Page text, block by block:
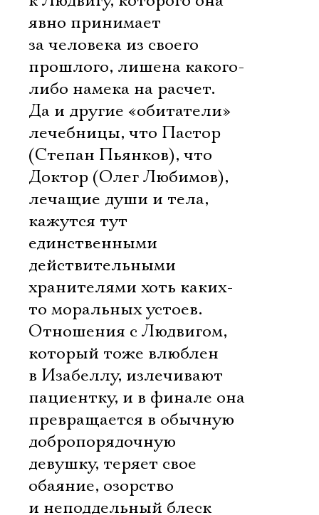
явно принимает
за человека из своего
прошлого, лишена какого-
либо намека на расчет.
Да и другие «обитатели»
лечебницы, что Пастор
(Степан Пьянков), что
Доктор (Олег Любимов),
лечащие души и тела,
кажутся тут
единственными
действительными
хранителями хоть каких-
то моральных устоев.
Отношения с Людвигом,
который тоже влюблен
в Изабеллу, излечивают
пациентку, и в финале она
превращается в обычную
добропорядочную
девушку, теряет свое
обаяние, озорство
и неподдельный блеск